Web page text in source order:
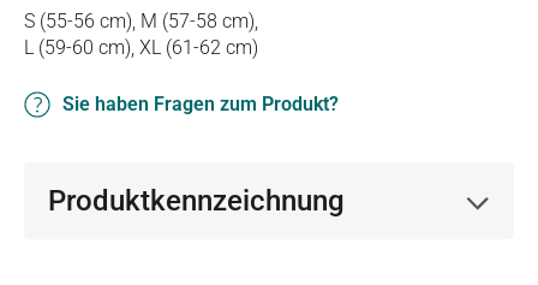
S (55-56 cm), M (57-58 cm),
L (59-60 cm), XL (61-62 cm)
Sie haben Fragen zum Produkt?
Produktkennzeichnung